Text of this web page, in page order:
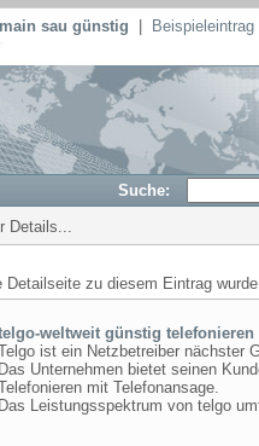
sau günstig
Suche:
Details...
Detailseite zu diesem Eintrag
weltweit günstig telefonieren
ist ein Netzbetreiber nächster
Das Unternehmen bietet seinen
mit Telefonansage.
Das Leistungsspektrum von telgo